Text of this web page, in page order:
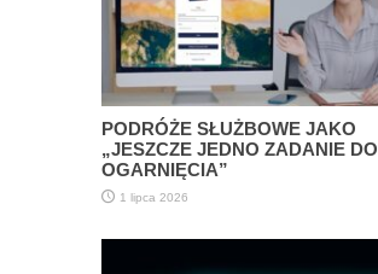
PODRÓŻE SŁUŻBOWE JAKO
„JESZCZE JEDNO ZADANIE DO
OGARNIĘCIA”
1 lipca 2026